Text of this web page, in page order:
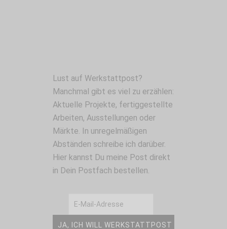
Lust auf Werkstattpost?
Manchmal gibt es viel zu erzählen:
Aktuelle Projekte, fertiggestellte
Arbeiten, Ausstellungen oder
Märkte. In unregelmäßigen
Abständen schreibe ich darüber.
Hier kannst Du meine Post direkt
in Dein Postfach bestellen.